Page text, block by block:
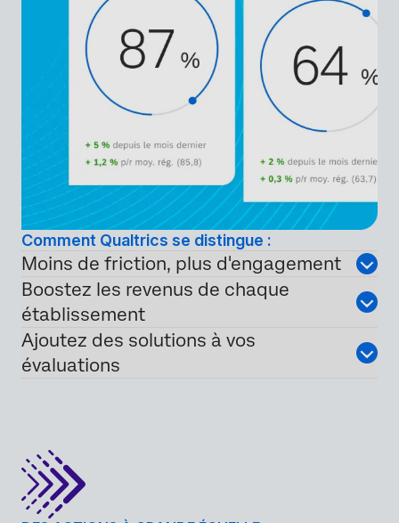
Comment Qualtrics se distingue :
Moins de friction, plus d'engagement
Boostez les revenus de chaque
établissement
Ajoutez des solutions à vos
évaluations